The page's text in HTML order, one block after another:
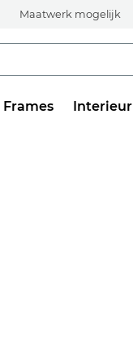
Maatwerk mogelijk
Frames Interieur